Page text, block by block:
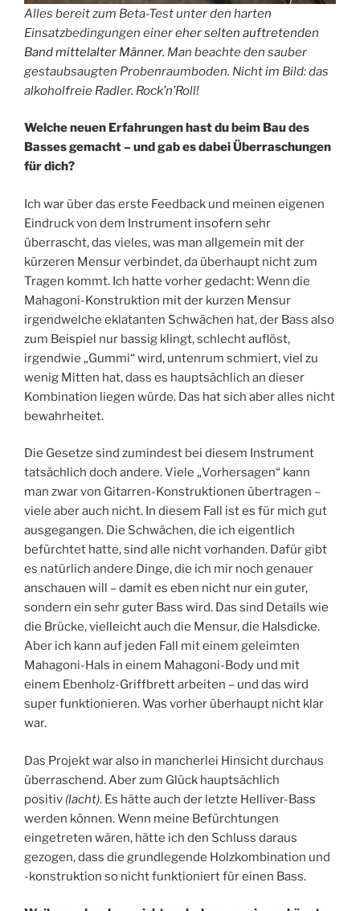
Alles bereit zum Beta-Test unter den harten
Einsatzbedingungen einereher selten auftretenden
Band mittelalter Männer. Man beachte den sauber
gestaubsaugten Probenraumboden. Nicht im Bild: das
alkoholfreie Radler. Rock’n’Roll!
Welche neuen Erfahrungen hast du beim Bau des
Basses gemacht – und gab es dabei Überraschungen
für dich?
Ich war über das erste Feedback und meinen eigenen
Eindruck von dem Instrument insofern sehr
überrascht, das vieles, was man allgemein mit der
kürzeren Mensur verbindet, da überhaupt nicht zum
Tragen kommt. Ich hatte vorher gedacht: Wenn die
Mahagoni-Konstruktion mit der kurzen Mensur
irgendwelche eklatanten Schwächen hat, der Bass also
zum Beispiel nur bassig klingt, schlecht auflöst,
irgendwie „Gummi“ wird, untenrum schmiert, viel zu
wenig Mitten hat, dass es hauptsächlich an dieser
Kombination liegen würde. Das hat sich aber alles nicht
bewahrheitet.
Die Gesetze sind zumindest bei diesem Instrument
tatsächlich doch andere. Viele „Vorhersagen“ kann
man zwar von Gitarren-Konstruktionen übertragen –
viele aber auch nicht. In diesem Fall ist es für mich gut
ausgegangen. Die Schwächen, die ich eigentlich
befürchtet hatte, sind alle nicht vorhanden. Dafür gibt
es natürlich andere Dinge, die ich mir noch genauer
anschauen will – damit es eben nicht nur ein guter,
sondern ein sehr guter Bass wird. Das sind Details wie
die Brücke, vielleicht auch die Mensur, die Halsdicke.
Aber ich kann auf jeden Fall mit einem geleimten
Mahagoni-Hals in einem Mahagoni-Body und mit
einem Ebenholz-Griffbrett arbeiten – und das wird
super funktionieren. Was vorher überhaupt nicht klar
war.
Das Projekt war also in mancherlei Hinsicht durchaus
überraschend. Aber zum Glück hauptsächlich
positiv (lacht). Es hätte auch der letzte Helliver-Bass
werden können. Wenn meine Befürchtungen
eingetreten wären, hätte ich den Schluss daraus
gezogen, dass die grundlegende Holzkombination und
-konstruktion so nicht funktioniert für einen Bass.